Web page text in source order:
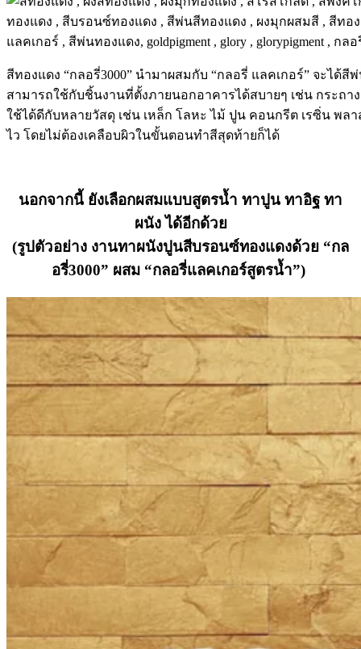
สีทองแดง “กลอรี่3000” นำมาผสมกับ “กลอรี่ แลคเกอร์” จะไ
สามารถใช้กับชิ้นงานที่ตั้งภายนอกอาคารได้สบายๆ เช่น กระถา
ใช้ได้ดีกับหลายวัสดุ เช่น เหล็ก โลหะ ไม้ ปูน คอนกรีต เรซิ่น พลา
ไว โดยไม่ต้องเคลือบผิวในขั้นตอนทำสีสุดท้ายก็ได้
นอกจากนี้ ยังเลือกผสมแบบสูตรน้ำ ทาปูน ทาอิฐ ทา
ผนัง ได้อีกด้วย
(รูปตัวอย่าง งานทาผนังปูนสีบรอนซ์ทองแดงด้วย “กล
อรี่3000” ผสม “กลอรี่แลคเกอร์สูตรน้ำ”)